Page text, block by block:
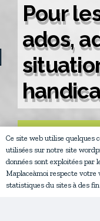
Pour
ados,
NOS
Ce site web utilise quelques
utilisées sur notre site
données sont exploitées par
Maplaceàmoi respecte
statistiques du sites à des